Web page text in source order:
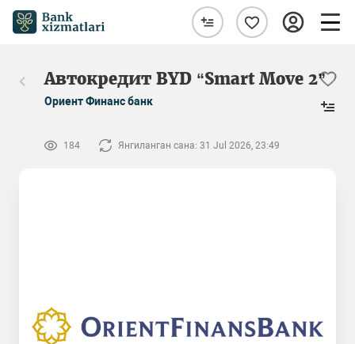
Автокредит BYD “Smart Move 2”
Ориент Финанс банк
184 Янгиланган сана: 31 Jul 2026, 23:49